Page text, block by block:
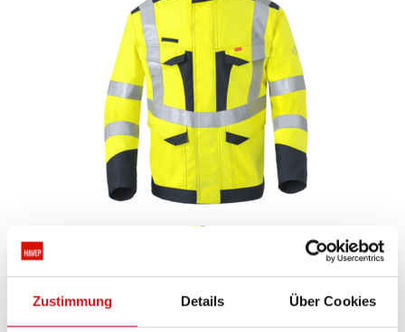
Zustimmung Details Über Cookies
HAVEP® Multi Shield
50248